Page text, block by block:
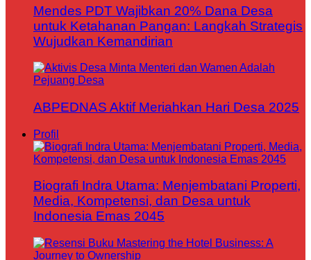
Mendes PDT Wajibkan 20% Dana Desa
untuk Ketahanan Pangan: Langkah Strategis
Wujudkan Kemandirian
ABPEDNAS Aktif Meriahkan Hari Desa 2025
Profil
Biografi Indra Utama: Menjembatani Properti,
Media, Kompetensi, dan Desa untuk
Indonesia Emas 2045